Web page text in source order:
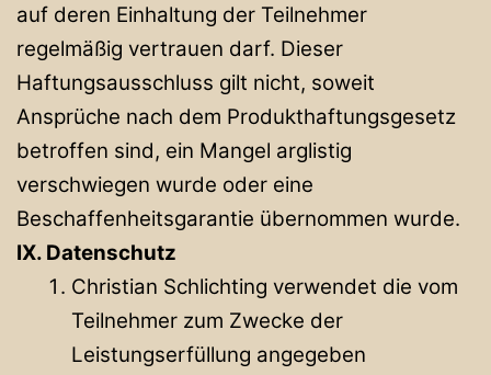
auf deren Einhaltung der Teilnehmer
regelmäßig vertrauen darf. Dieser
Haftungsausschluss gilt nicht, soweit
Ansprüche nach dem Produkthaftungsgesetz
betroffen sind, ein Mangel arglistig
verschwiegen wurde oder eine
Beschaffenheitsgarantie übernommen wurde.
IX. Datenschutz
Christian Schlichting verwendet die vom
Teilnehmer zum Zwecke der
Leistungserfüllung angegeben